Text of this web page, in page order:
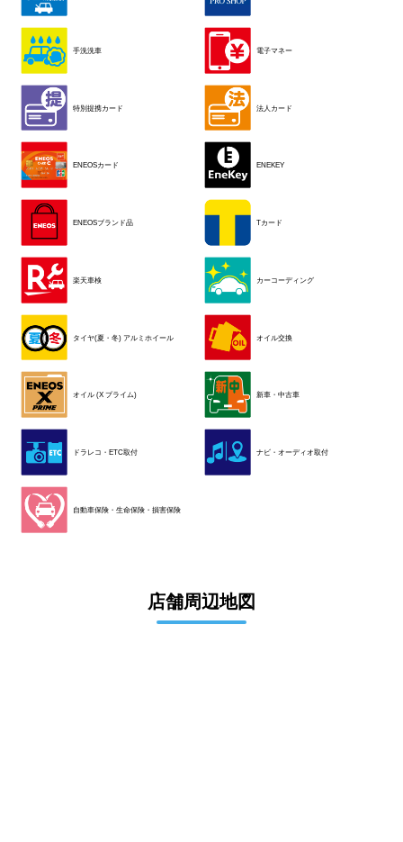
手洗洗車 電子マネー
特別提携カード 法人カード
ENEOSカード ENEKEY
ENEOSブランド品 Tカード
楽天車検 カーコーディング
タイヤ(夏・冬) アルミホイール オイル交換
オイル (X プライム) 新車・中古車
ドラレコ・ETC取付 ナビ・オーディオ取付
自動車保険・生命保険・損害保険
店舗周辺地図